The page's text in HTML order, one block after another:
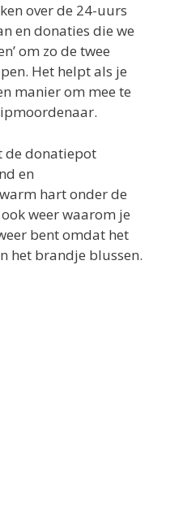
over de 24-uurs
en donaties die we
om zo de twee
Het helpt als je
manier om mee te
de donatiepot
en
hart onder de
weer waarom je
bent omdat het
het brandje blussen.